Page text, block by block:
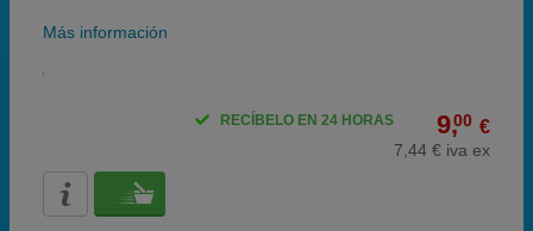
Más información
9,00 €
7,44 € iva ex
RECÍBELO EN 24 HORAS